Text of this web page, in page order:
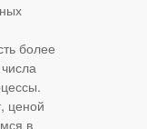
более
ценой
в